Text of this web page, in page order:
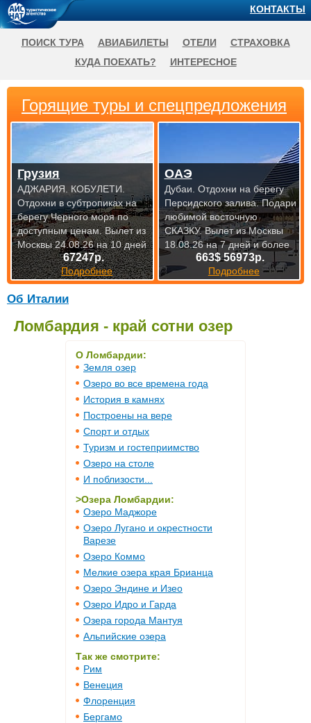
Об Италии
Ломбардия - край сотни озер
О Ломбардии:
Земля озер
Озеро во все времена года
История в камнях
Построены на вере
Спорт и отдых
Туризм и гостеприимство
Озеро на столе
И поблизости...
>Озера Ломбардии:
Озеро Маджоре
Озеро Лугано и окрестности
Варезе
Озеро Коммо
Мелкие озера края Брианца
Озеро Эндине и Изео
Озеро Идро и Гарда
Озера города Мантуя
Альпийские озера
Так же смотрите:
Рим
Венеция
Флоренция
Бергамо
Горящие туры и спецпредложения
67247р.
Подробнее
Грузия
АДЖАРИЯ. КОБУЛЕТИ.
Отдохни в субтропиках на
берегу Черного моря по
доступнымценам. Вылет из
Москвы 24.08.26 на 10 дней
663$ 56973р.
Подробнее
ОАЭ
Дубаи. Отдохни на берегу
Персидского залива. Подари
любимой восточную
СКАЗКУ.Вылет из Москвы
18.08.26 на 7 дней и более
КОНТАКТЫ
ПОИСК ТУРА АВИАБИЛЕТЫ ОТЕЛИ
СТРАХОВКА
КУДА ПОЕХАТЬ?
ИНТЕРЕСНОЕ